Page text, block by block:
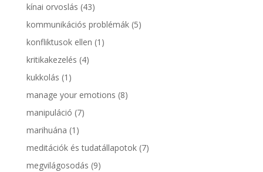
kínai orvoslás (43)
kommunikációs problémák(5)
konfliktusok ellen (1)
kritikakezelés (4)
kukkolás (1)
manage your emotions (8)
manipuláció (7)
marihuána (1)
meditációk és tudatállapotok(7)
megvilágosodás (9)